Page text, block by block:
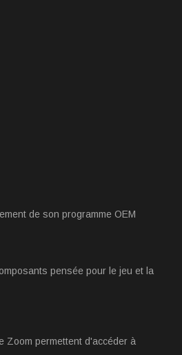
de son programme OEM
pensée pour le jeu et la
Zoom permettent d'accéder à